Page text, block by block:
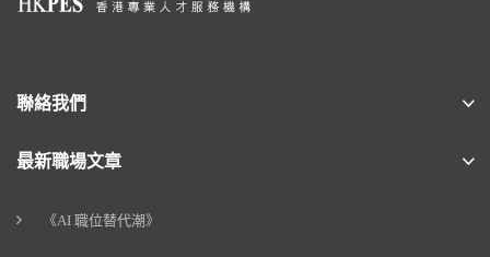
聯絡我們
最新職場文章
《AI 職位替代潮》